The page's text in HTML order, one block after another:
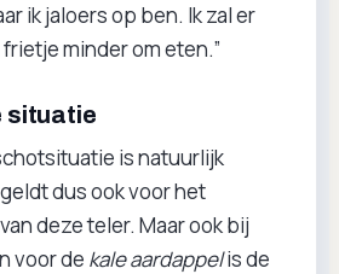
ik jaloers op ben. Ik zal er
minder om eten.”
situatie
is natuurlijk
dus ook voor het
deze teler. Maar ook bij
voor de kale aardappelis de